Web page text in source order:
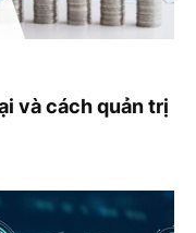
và cách quản trị